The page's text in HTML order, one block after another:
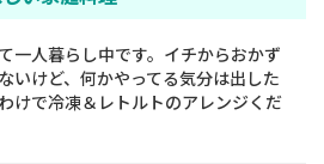
一人暮らし中です。イチからおかず
いけど、何かやってる気分は出した
けで冷凍＆レトルトのアレンジくだ